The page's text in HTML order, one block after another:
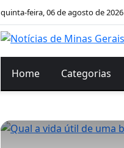
quinta-feira, 06 de agosto de 2026
Home Categorias